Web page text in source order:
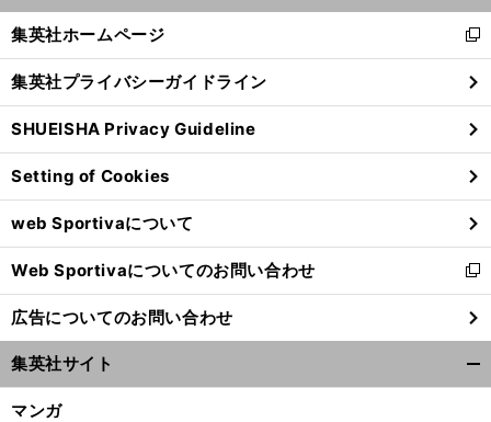
前
閉
る
集英社ホームページ
新
し
い
ウ
ィ
ン
ド
ウ
で
開
く
集英社プライバシーガイドライン
SHUEISHA Privacy Guideline
Setting of Cookies
web Sportivaについて
Web Sportivaについてのお問い合わせ
新
し
い
ウ
ィ
ン
広告についてのお問い合わせ
集英社サイト
マンガ